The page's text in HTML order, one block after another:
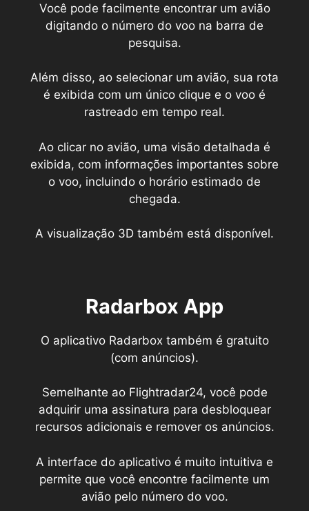
Você pode facilmente encontrar um avião
digitando o número do voo na barra de
pesquisa.
Além disso, ao selecionar um avião, sua rota
é exibida com um único clique e o voo é
rastreado em tempo real.
Ao clicar no avião, uma visão detalhada é
exibida, com informações importantes sobre
o voo, incluindo o horário estimado de
chegada.
A visualização 3D também está disponível.
Radarbox App
O aplicativo Radarbox também é gratuito
(com anúncios).
Semelhante ao Flightradar24, você pode
adquirir uma assinatura para desbloquear
recursos adicionais e remover os anúncios.
A interface do aplicativo é muito intuitiva e
permite que você encontre facilmente um
avião pelo número do voo.